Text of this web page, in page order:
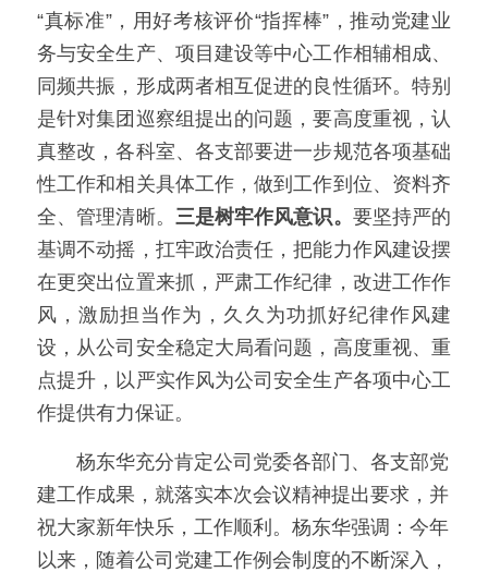
“真标准”，用好考核评价“指挥棒”，推动党建业
务与安全生产、项目建设等中心工作相辅相成、
同频共振，形成两者相互促进的良性循环。特别
是针对集团巡察组提出的问题，要高度重视，认
真整改，各科室、各支部要进一步规范各项基础
性工作和相关具体工作，做到工作到位、资料齐
全、管理清晰。 三是树牢作风意识。 要坚持严的
基调不动摇，扛牢政治责任，把能力作风建设摆
在更突出位置来抓，严肃工作纪律，改进工作作
风，激励担当作为，久久为功抓好纪律作风建
设，从公司安全稳定大局看问题，高度重视、重
点提升，以严实作风为公司安全生产各项中心工
作提供有力保证。
杨东华充分肯定公司党委各部门、各支部党
建工作成果，就落实本次会议精神提出要求，并
祝大家新年快乐，工作顺利。杨东华强调：今年
以来，随着公司党建工作例会制度的不断深入，